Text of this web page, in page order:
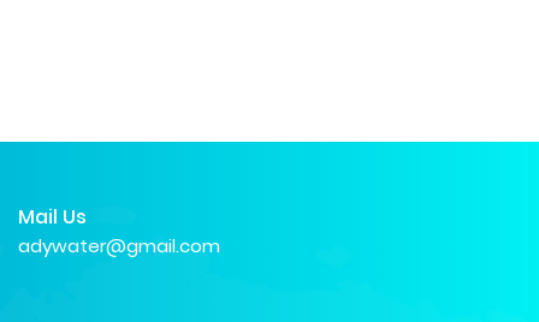
Mail Us
adywater@gmail.com